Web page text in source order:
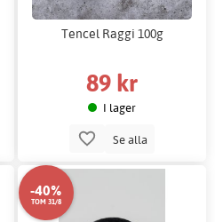
Tencel Raggi 100g
89 kr
I lager
Se alla
-40%
TOM 31/8